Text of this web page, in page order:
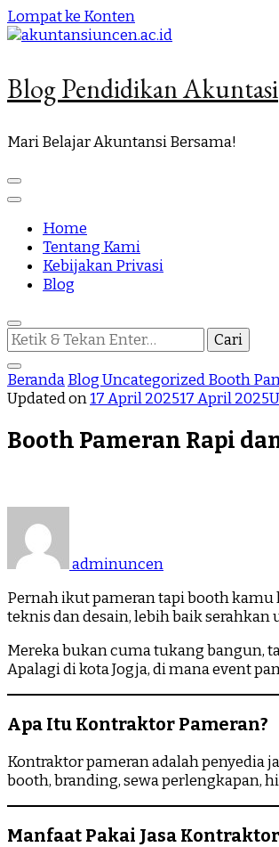
Lompat ke Konten
Blog Pendidikan Akuntasi
Mari Belajar Akuntansi Bersama!
Home
Tentang Kami
Kebijakan Privasi
Blog
Mencari
Sesuatu?
BerandaBlogUncategorizedBooth
Updated on17 April 202517 April 2025
Booth Pameran Rapi
adminuncen
Pernah ikut pameran tapi booth kamu
teknis dan desain, lebih baik serahkan
Mereka bukan cuma tukang bangun,
Apalagi di kota Jogja, di mana event
Apa Itu Kontraktor Pameran?
Kontraktor pameran adalah penyedia
booth, branding, sewa perlengkapan,
Manfaat Pakai Jasa